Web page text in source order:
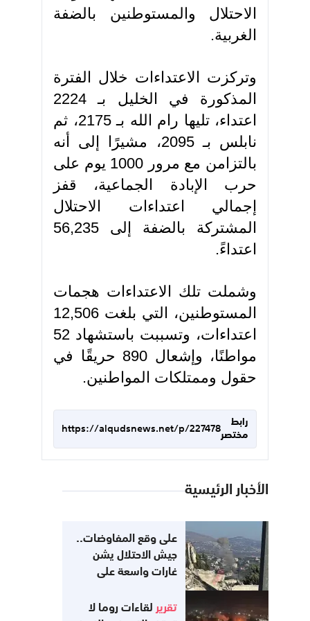
الاحتلال والمستوطنين بالضفة
الغربية.
وتركزت الاعتداءات خلال الفترة
المذكورة في الخليل بـ 2224
اعتداء، تليها رام الله بـ 2175، ثم
نابلس بـ 2095، مشيرًا إلى أنه
بالتزامن مع مرور 1000 يوم على
حرب الإبادة الجماعية، قفز
إجمالي اعتداءات الاحتلال
المشتركة بالضفة إلى 56,235
اعتداءً.
وشملت تلك الاعتداءات هجمات
المستوطنين، التي بلغت 12,506
اعتداءات، وتسببت باستشهاد 52
مواطنًا، وإشعال 890 حريقًا في
حقول وممتلكات المواطنين.
رابط
مختصر
https://alqudsnews.net/p/227478
الأخبار الرئيسية
على وقع المفاوضات..
جيش الاحتلال يشن
غارات واسعة على
تقرير لقاءات روما لا